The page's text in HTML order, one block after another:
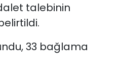
talebinin
33 bağlama